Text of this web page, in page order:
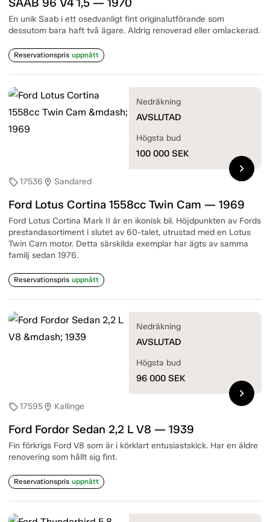
En unik Saab i ett osedvanligt fint originalutförande som
dessutom bara haft två ägare. Aldrig renoverad eller omlackerad.
Reservationspris uppnått
sell17536 location_on Sandared
Ford Lotus Cortina 1558cc Twin Cam — 1969
Ford Lotus Cortina Mark II är en ikonisk bil. Höjdpunkten av Fords
prestandasortiment i slutet av 60-talet, utrustad med en Lotus
Twin Cam motor. Detta särskilda exemplar har ägts av samma
familj sedan 1976.
Reservationspris uppnått
Nedräkning
AVSLUTAD
Högsta bud
100 000 SEK
chevron_right
sell17595location_on Kallinge
Ford Fordor Sedan 2,2 L V8 — 1939
Fin förkrigs Ford V8 som är i körklart entusiastskick. Har en äldre
renovering som hållt sig fint.
Reservationspris uppnått
Nedräkning
AVSLUTAD
Högsta bud
96 000 SEK
chevron_right